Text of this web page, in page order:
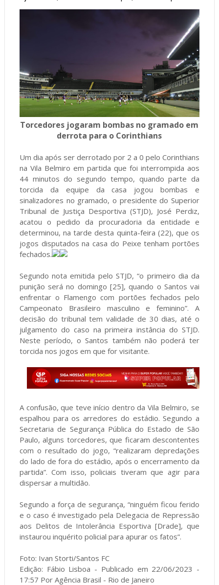
Torcedores jogaram bombas no gramado em
derrota para o Corinthians
Um dia após ser derrotado por 2 a 0 pelo Corinthians
na Vila Belmiro em partida que foi interrompida aos
44 minutos do segundo tempo, quando parte da
torcida da equipe da casa jogou bombas e
sinalizadores no gramado, o presidente do Superior
Tribunal de Justiça Desportiva (STJD), José Perdiz,
acatou o pedido da procuradoria da entidade e
determinou, na tarde desta quinta-feira (22), que os
jogos disputados na casa do Peixe tenham portões
fechados.
Segundo nota emitida pelo STJD, “o primeiro dia da
punição será no domingo [25], quando o Santos vai
enfrentar o Flamengo com portões fechados pelo
Campeonato Brasileiro masculino e feminino”. A
decisão do tribunal tem validade de 30 dias, até o
julgamento do caso na primeira instância do STJD.
Neste período, o Santos também não poderá ter
torcida nos jogos em que for visitante.
A confusão, que teve início dentro da Vila Belmiro, se
espalhou para os arredores do estádio. Segundo a
Secretaria de Segurança Pública do Estado de São
Paulo, alguns torcedores, que ficaram descontentes
com o resultado do jogo, “realizaram depredações
do lado de fora do estádio, após o encerramento da
partida”. Com isso, policiais tiveram que agir para
dispersar a multidão.
Segundo a força de segurança, “ninguém ficou ferido
e o caso é investigado pela Delegacia de Repressão
aos Delitos de Intolerância Esportiva [Drade], que
instaurou inquérito policial para apurar os fatos”.
Foto: Ivan Storti/Santos FC
Edição: Fábio Lisboa - Publicado em 22/06/2023 -
17:57 Por Agência Brasil - Rio de Janeiro